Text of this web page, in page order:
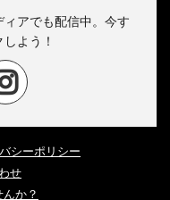
アでも配信中。今す
よう！
シーポリシー
せ
か？